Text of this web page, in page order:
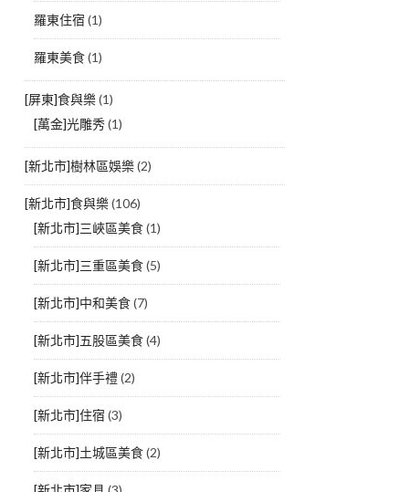
羅東住宿 (1)
羅東美食(1)
[屏東]食與樂(1)
[萬金]光雕秀(1)
[新北市]樹林區娛樂(2)
[新北市]食與樂(106)
[新北市]三峽區美食(1)
[新北市]三重區美食(5)
[新北市]中和美食(7)
[新北市]五股區美食(4)
[新北市]伴手禮(2)
[新北市]住宿 (3)
[新北市]土城區美食(2)